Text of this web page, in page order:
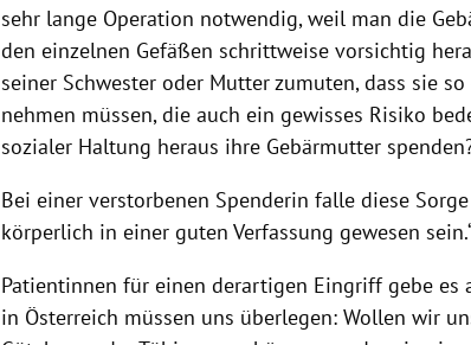
sehr lange Operation notwendig, weil man die
den einzelnen Gefäßen schrittweise vorsichtig
seiner Schwester oder Mutter zumuten, dass sie
nehmen müssen, die auch ein gewisses Risiko
sozialer Haltung heraus ihre Gebärmutter
Bei einer verstorbenen Spenderin falle diese
körperlich in einer guten Verfassung gewesen
Patientinnen für einen derartigen Eingriff gebe es
in Österreich müssen uns überlegen: Wollen wir